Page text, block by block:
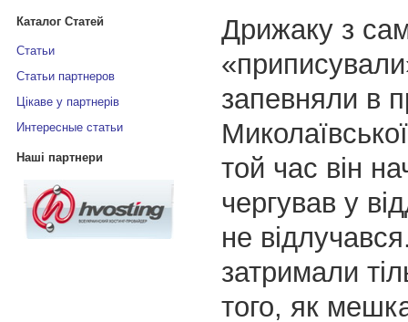
Каталог Статей
Статьи
Статьи партнеров
Цікаве у партнерів
Интересные статьи
Наші партнери
Дрижаку з
запевняли в
той час він
чергував у
не
затримали
того, як